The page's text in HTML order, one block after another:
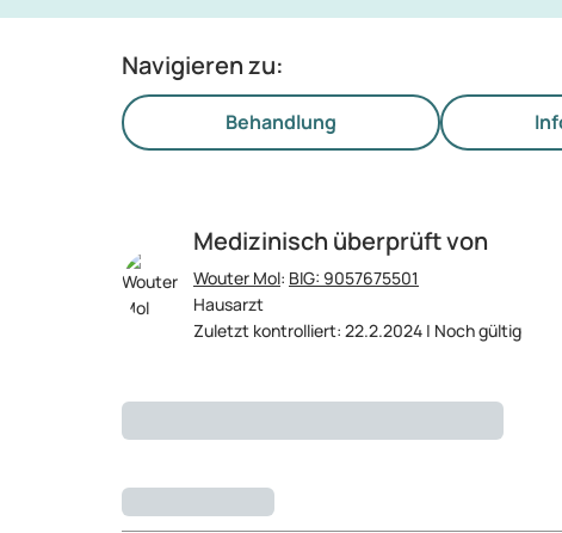
Navigieren zu:
Behandlung
Medizinisch überprüft von
Wouter Mol: BIG: 9057675501
Hausarzt
Zuletzt kontrolliert: 22.2.2024 | Noch gültig